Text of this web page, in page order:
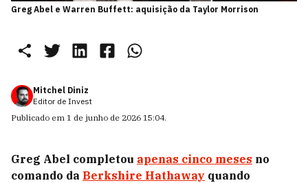
Greg Abel e Warren Buffett: aquisição da Taylor Morrison
Mitchel Diniz
Editor de Invest
Publicado em 1 de junho de 2026 15:04.
Greg Abel completou apenas cinco meses no
comando da Berkshire Hathaway quando